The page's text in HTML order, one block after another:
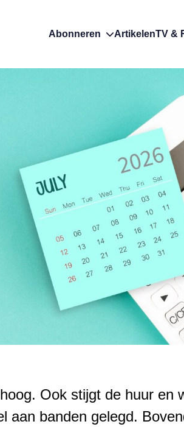
Abonneren ArtikelenTV &
Ook stijgt de huur en
aan banden gelegd.